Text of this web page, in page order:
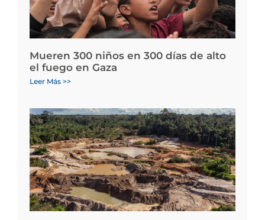
Mueren 300 niños en 300 días de alto
el fuego en Gaza
Leer Más >>